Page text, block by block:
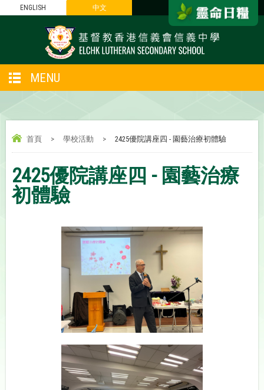
ENGLISH 中文
MENU
首頁 > 學校活動 > 2425優院講座四 - 園藝治療初體驗
2425優院講座四 - 園藝治療
初體驗